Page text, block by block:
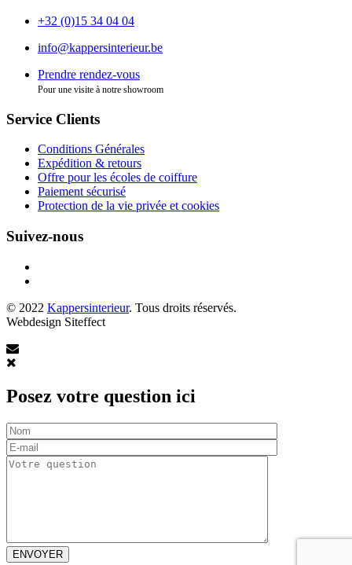
+32 (0)15 34 04 04
info@kappersinterieur.be
Prendre rendez-vous
Pour une visite à notre showroom
Service Clients
Conditions Générales
Expédition & retours
Offre pour les écoles de coiffure
Paiement sécurisé
Protection de la vie privée et cookies
Suivez-nous
© 2022 Kappersinterieur. Tous droits réservés.
Webdesign Siteffect
Posez votre question ici